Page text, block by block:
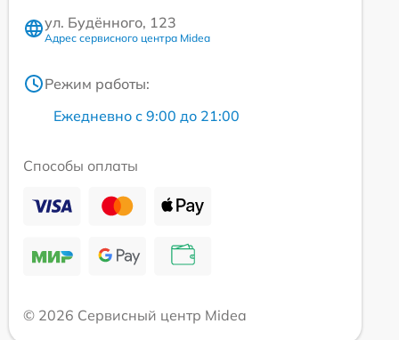
ул. Будённого, 123
Адрес сервисного центра Midea
Режим работы:
Ежедневно с 9:00 до 21:00
Способы оплаты
© 2026 Сервисный центр Midea